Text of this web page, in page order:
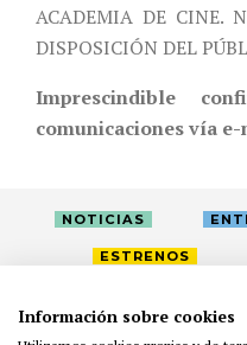
ACADEMIA DE CINE.
DISPOSICIÓN DEL
Imprescindible
comunicaciones vía
NOTICIAS
ESTRENOS
Información sobre cookies